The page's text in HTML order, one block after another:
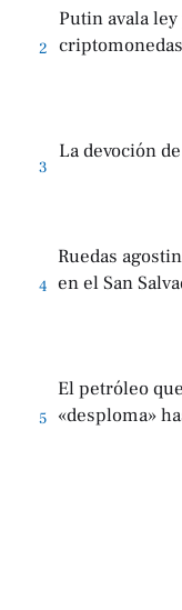
2
Putin avala
3
La devoción
4
Ruedas
en el San
5
El petróleo
«desploma»